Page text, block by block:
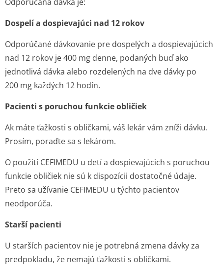
Dospelí a dospievajúci nad 12 rokov
Odporúčané dávkovanie pre dospelých a dospievajúcich
nad 12 rokov je 400 mg denne, podaných buď ako
jednotlivá dávka alebo rozdelených na dve dávky po
200 mg každých 12 hodín.
Pacienti s poruchou funkcie obličiek
Ak máte ťažkosti s obličkami, váš lekár vám zníži dávku.
Prosím, poraďte sa s lekárom.
O použití CEFIMEDU u detí a dospievajúcich s poruchou
funkcie obličiek nie sú k dispozícii dostatočné údaje.
Preto sa užívanie CEFIMEDU u týchto pacientov
neodporúča.
Starší pacienti
U starších pacientov nie je potrebná zmena dávky za
predpokladu, že nemajú ťažkosti s obličkami.